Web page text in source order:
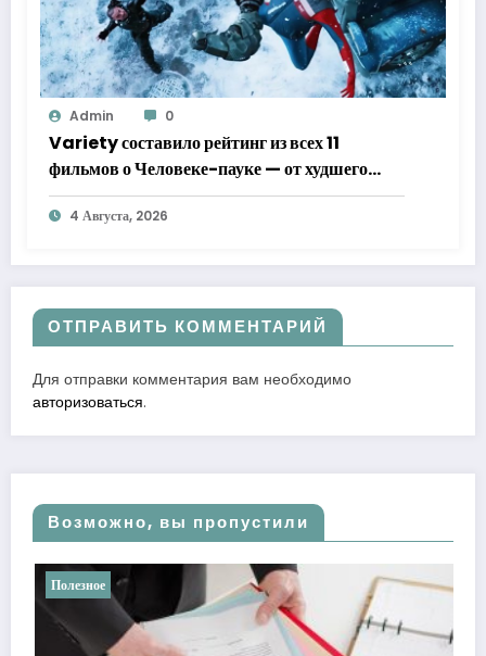
Admin 0
Variety составило рейтинг из всех 11
фильмов о Человеке-пауке — от худшего
к лучшему
4 Августа, 2026
ОТПРАВИТЬ КОММЕНТАРИЙ
Для отправки комментария вам необходимо
авторизоваться.
Возможно, вы пропустили
Полезное